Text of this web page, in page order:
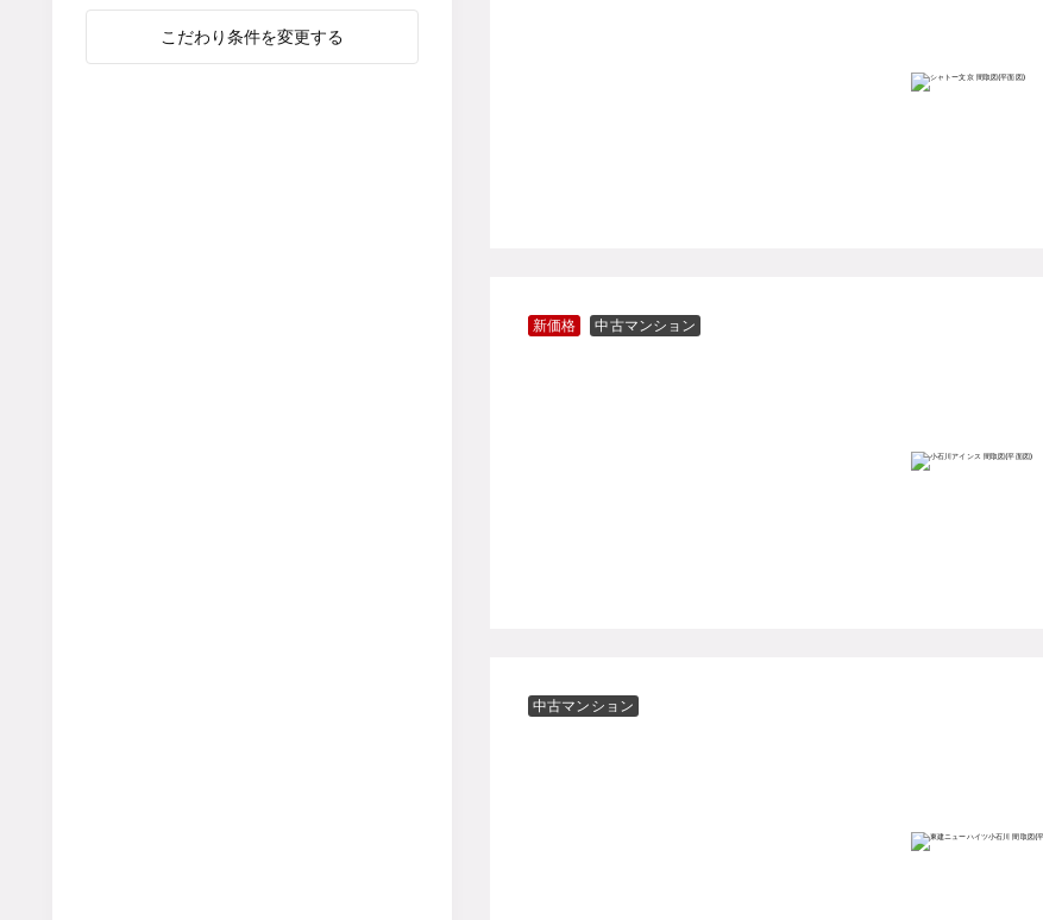
こだわり条件を変更する
新価格 中古マンション
中古マンション